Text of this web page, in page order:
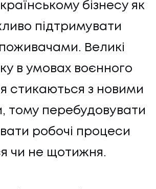
бізнесу як
підтримувати
Великі
в умовах воєнного
стикаються з новими
тому перебудовувати
робочі процеси
чи не щотижня.